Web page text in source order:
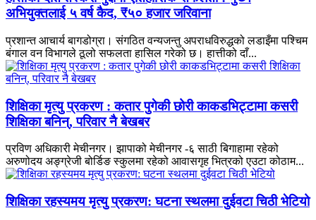
अभियुक्तलाई ५ वर्ष कैद, ₹५० हजार जरिवाना
प्रशान्त आचार्य बागडोग्रा। संगठित वन्यजन्तु अपराधविरुद्धको लडाइँमा पश्चिम
बंगाल वन विभागले ठूलो सफलता हासिल गरेको छ। हात्तीको दाँ...
शिक्षिका मृत्यु प्रकरण : कतार पुगेकी छोरी काकडभिट्टामा कसरी
शिक्षिका बनिन्, परिवार नै बेखबर
प्रविण अधिकारी मेचीनगर। झापाको मेचीनगर -६ साठी बिगाहामा रहेको
अरुणोदय अङ्ग्रेजी बोर्डिङ स्कुलमा रहेको आवासगृह भित्रको एउटा कोठाम...
शिक्षिका रहस्यमय मृत्यु प्रकरण: घटना स्थलमा दुईवटा चिठी भेटियो